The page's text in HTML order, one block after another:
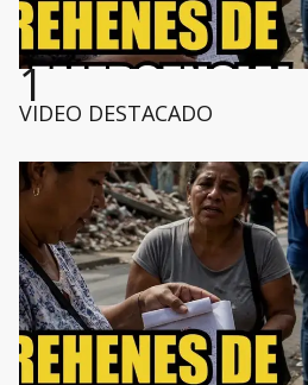
1
VIDEO DESTACADO